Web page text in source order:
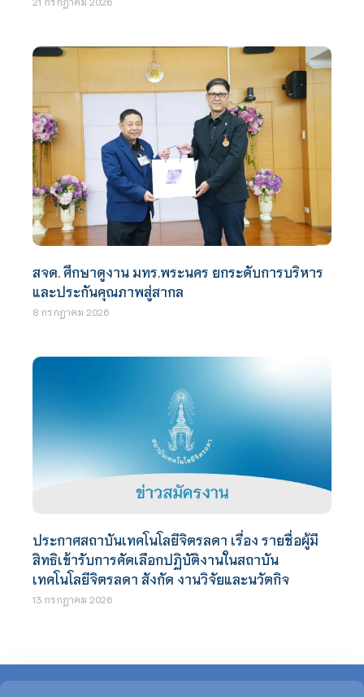
สจด. ศึกษาดูงาน มทร.พระนคร ยกระดับการบริหาร
และประกันคุณภาพสู่สากล
8 กรกฎาคม 2026
ประกาศสถาบันเทคโนโลยีจิตรลดา เรื่อง รายชื่อผู้มี
สิทธิเข้ารับการคัดเลือกปฏิบัติงานในสถาบัน
เทคโนโลยีจิตรลดา สังกัด งานวิจัยและนวัตกิจ
13 กรกฎาคม 2026